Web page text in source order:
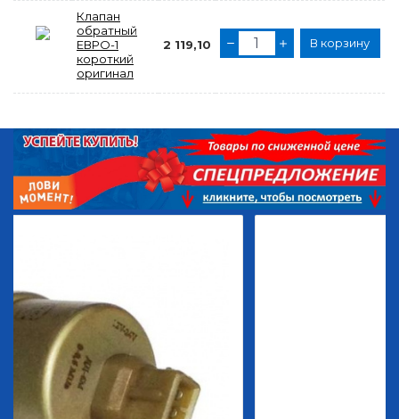
Клапан
обратный
ЕВРО-1
короткий
оригинал
2 119,10 В корзину